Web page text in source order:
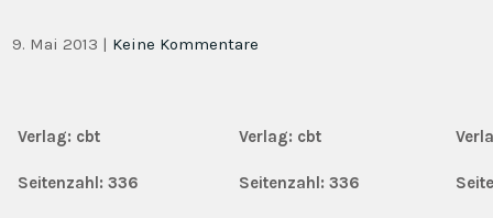
9. Mai 2013 | Keine Kommentare
Verlag: cbt Verlag: cbt
Seitenzahl: 336 Seitenzahl: 336